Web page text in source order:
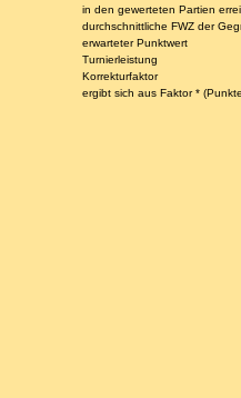
in den gewerteten Partien
durchschnittliche FWZ der
erwarteter Punktwert
Turnierleistung
Korrekturfaktor
ergibt sich aus Faktor *